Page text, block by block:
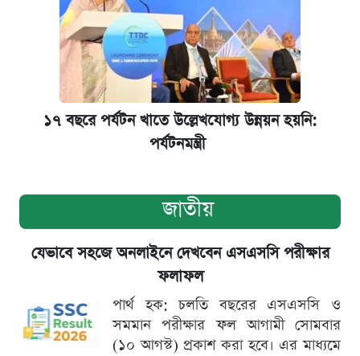
১৭ বছরে পর্যটন খাতে উল্লেখযোগ্য উন্নয়ন হয়নি:
পর্যটনমন্ত্রী
জাতীয়
যেভাবে সহজে অনলাইনে দেখবেন এসএসসি পরীক্ষার
ফলাফল
পার্থ হক: চলতি বছরের এসএসসি ও
সমমান পরীক্ষার ফল আগামী সোমবার
(১০ আগস্ট) প্রকাশ করা হবে। এর মাধ্যমে